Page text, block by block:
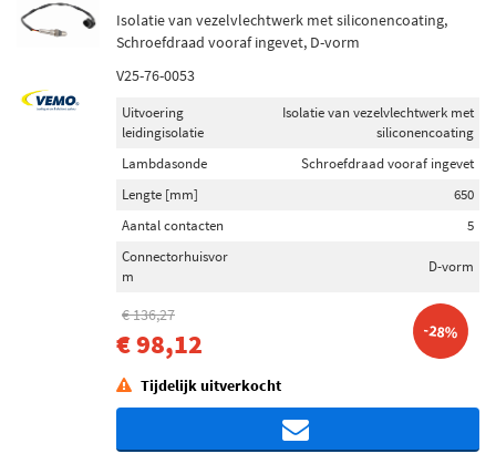
Isolatie van vezelvlechtwerk met siliconencoating,
Schroefdraad vooraf ingevet, D-vorm
V25-76-0053
Uitvoering
leidingisolatie
Isolatie van vezelvlechtwerk met
siliconencoating
Lambdasonde
Schroefdraad vooraf ingevet
Lengte [mm]
650
Aantal contacten
5
Connectorhuisvor
m
D-vorm
€ 136,27
€ 98,12 -28%
Tijdelijk uitverkocht